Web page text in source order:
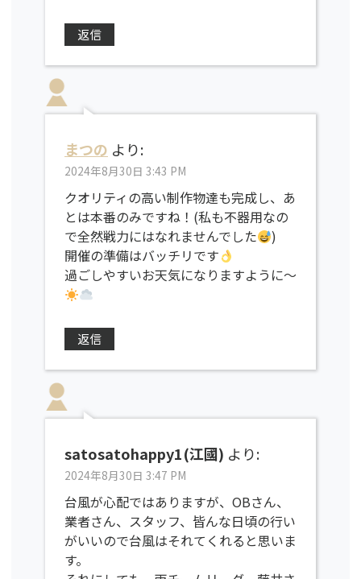
返信
まつの より:
2024年8月30日 3:43 PM
クオリティの高い制作物達も完成し、あ
とは本番のみですね！(私も不器用なの
で全然戦力にはなれませんでした
)
開催の準備はバッチリです
過ごしやすいお天気になりますように〜
返信
satosatohappy1(江國) より:
2024年8月30日 3:47 PM
台風が心配ではありますが、OBさん、
業者さん、スタッフ、皆んな日頃の行い
がいいので台風はそれてくれると思いま
す。